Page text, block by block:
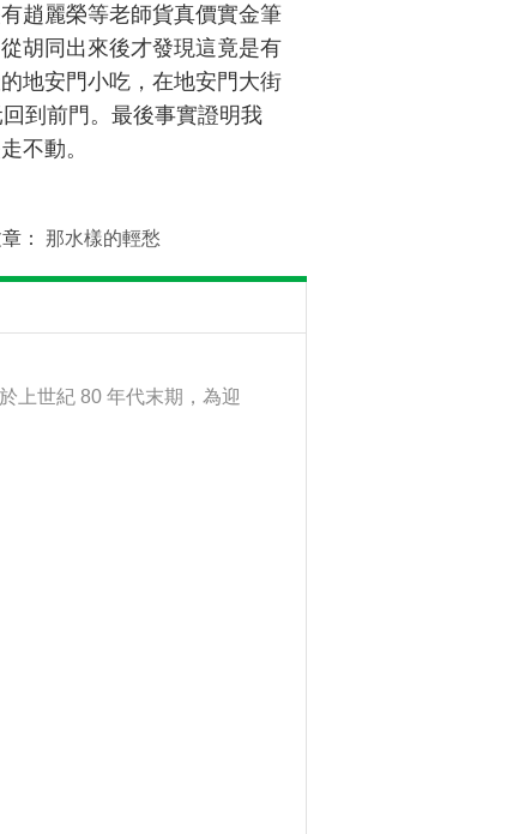
趙麗榮等老師貨真價實金筆
胡同出來後才發現這竟是有
地安門小吃，在地安門大街
到前門。最後事實證明我
不動。
： 那水樣的輕愁
上世紀 80 年代末期，為迎